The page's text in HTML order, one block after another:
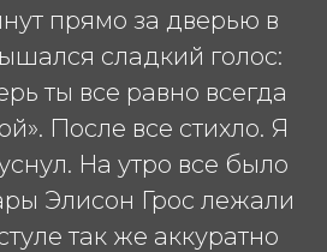
прямо за дверью в
сладкий голос:
ты все равно всегда
После все стихло. Я
На утро все было
Элисон Грос лежали
так же аккуратно